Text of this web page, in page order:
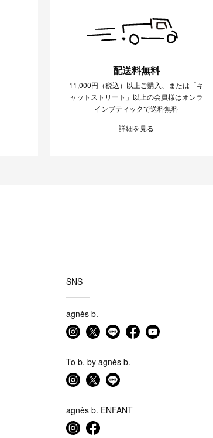
配送料無料
11,000円（税込）以上ご購入、または「キ
ャットストリート」以上の会員様はオンラ
インブティックで送料無料
詳細を見る
SNS
agnès b.
To b. by agnès b.
agnès b. ENFANT